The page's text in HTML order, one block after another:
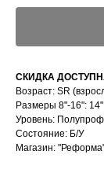
СКИДКА
Возраст: SR
Размеры 8"-16": 14"
Уровень:
Состояние: Б/У
Магазин: